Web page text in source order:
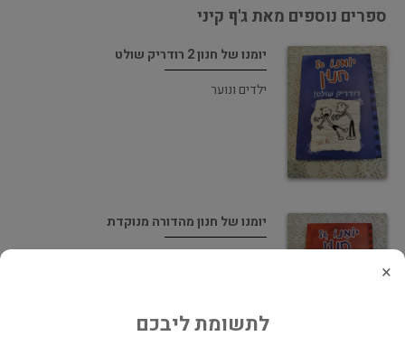
ספרים נוספים מאת ג'ף קיני
יומנו של חנון 2 רודריק שולט
ילדים ונוער
יומנו של חנון מהדורה מנוקדת
×
לתשומת ליבכם